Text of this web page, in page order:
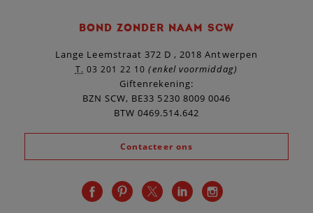
BOND ZONDER NAAM SCW
Lange Leemstraat 372 D , 2018 Antwerpen
T. 03 201 22 10 (enkel voormiddag)
Giftenrekening:
BZN SCW, BE33 5230 8009 0046
BTW 0469.514.642
Contacteer ons